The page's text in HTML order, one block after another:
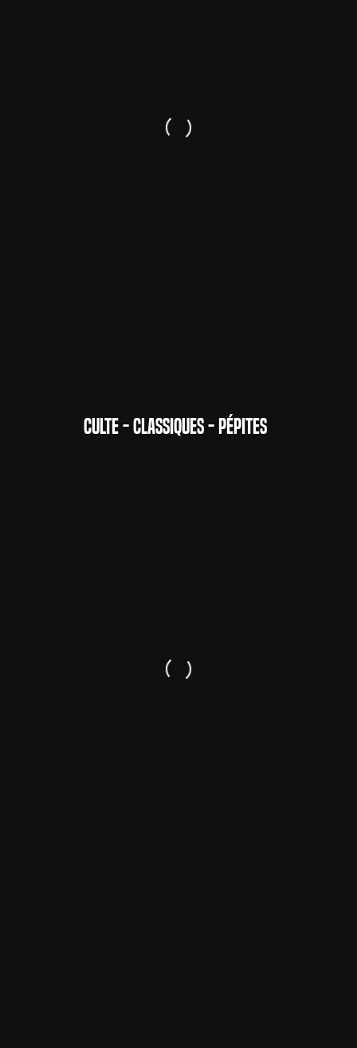
CULTE - CLASSIQUES - PÉPITES